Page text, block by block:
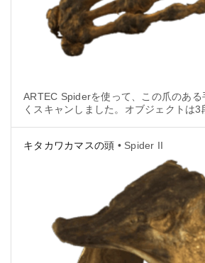
ARTEC Spiderを使って、この爪のある
くスキャンしました。オブジェクトは3
キタカワカマスの頭 • Spider II